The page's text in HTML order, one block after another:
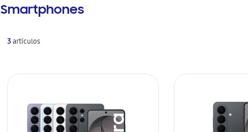
Smartphones
3artículos